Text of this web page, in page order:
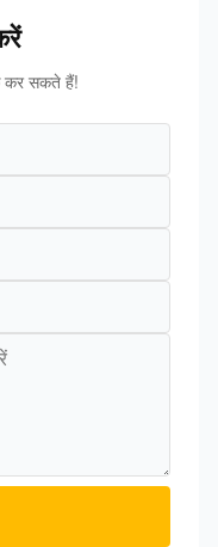
कर सकते हैं!